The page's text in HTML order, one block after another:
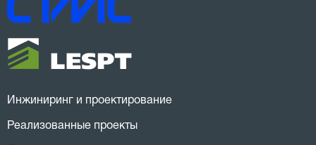
Инжиниринг и проектирование
Реализованные проекты